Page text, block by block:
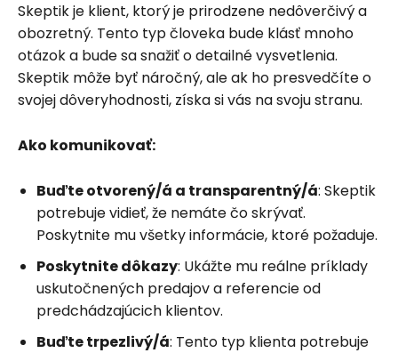
Skeptik je klient, ktorý je prirodzene nedôverčivý a
obozretný. Tento typ človeka bude klásť mnoho
otázok a bude sa snažiť o detailné vysvetlenia.
Skeptik môže byť náročný, ale ak ho presvedčíte o
svojej dôveryhodnosti, získa si vás na svoju stranu.
Ako komunikovať:
Buďte otvorený/á a transparentný/á: Skeptik
potrebuje vidieť, že nemáte čo skrývať.
Poskytnite mu všetky informácie, ktoré požaduje.
Poskytnite dôkazy: Ukážte mu reálne príklady
uskutočnených predajov a referencie od
predchádzajúcich klientov.
Buďte trpezlivý/á: Tento typ klienta potrebuje